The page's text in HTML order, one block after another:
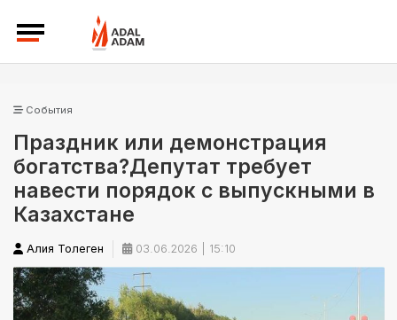
События
Праздник или демонстрация
богатства?Депутат требует
навести порядок с выпускными в
Казахстане
Алия Толеген 03.06.2026 | 15:10